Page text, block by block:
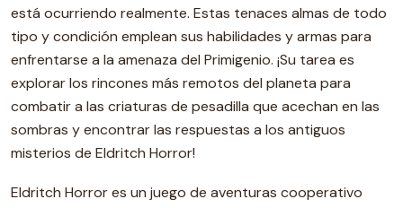
está ocurriendo realmente. Estas tenaces almas de todo
tipo y condición emplean sus habilidades y armas para
enfrentarse a la amenaza del Primigenio. ¡Su tarea es
explorar los rincones más remotos del planeta para
combatir a las criaturas de pesadilla que acechan en las
sombras y encontrar las respuestas a los antiguos
misterios de Eldritch Horror!
Eldritch Horror es un juego de aventuras cooperativo